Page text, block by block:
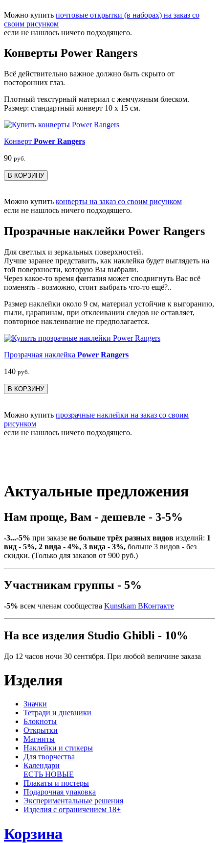
Можно купить почтовые открытки (в наборах) на заказ со
своим рисунком
если не нашлось ничего подходящего.
Конверты Power Rangers
Всё действительно важное должно быть скрыто от
посторонних глаз.
Плотный текстурный материал с жемчужным блеском.
Размер: стандартный конверт 10 х 15 см.
Конверт Power Rangers
90 руб.
В КОРЗИНУ
Можно купить конверты на заказ со своим рисунком
если не нашлось ничего подходящего.
Прозрачные наклейки Power Rangers
Для светлых и зеркальных поверхностей.
Лучше заранее представить, как наклейка будет выглядеть на
той поверхности, которую Вы выбрали.
Через какое-то время фантазия может сподвигнуть Вас всё
поменять - возможно, стоит выбрать что-то ещё?..
Размер наклейки около 9 см, материал устойчив к выгоранию,
пыли, царапинам, при отклеивании следов не оставляет,
повторное наклеивание не предполагается.
Прозрачная наклейка Power Rangers
140 руб.
В КОРЗИНУ
Можно купить прозрачные наклейки на заказ со своим
рисунком
если не нашлось ничего подходящего.
Актуальные предложения
Нам проще, Вам - дешевле - 3-5%
-3...-5% при заказе не больше трёх разных видов изделий: 1
вид - 5%, 2 вида - 4%, 3 вида - 3%, больше 3 видов - без
скидки. (Только для заказов от 900 руб.)
Участникам группы - 5%
-5% всем членам сообщества Kunstkam ВКонтакте
На все изделия Studio Ghibli - 10%
До 12 часов ночи 30 сентября. При любой величине заказа
Изделия
Значки
Тетради и дневники
Блокноты
Открытки
Магниты
Наклейки и стикеры
Для творчества
Календари
ЕСТЬ НОВЫЕ
Плакаты и постеры
Подарочная упаковка
Экспериментальные решения
Изделия с ограничением 18+
Корзина